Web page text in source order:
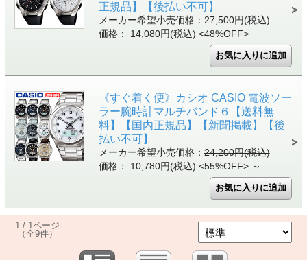
正規品】【後払い不可】
メーカー希望小売価格：27,500円(税込)
価格： 14,080円(税込) <48%OFF>
《すぐ着く便》カシオ CASIO 電波ソー
ラー腕時計マルチバンド６【送料無
料】【国内正規品】【新聞掲載】【後
払い不可】
メーカー希望小売価格：24,200円(税込)
価格： 10,780円(税込) <55%OFF> ～
1 / 1ページ
（全9件）